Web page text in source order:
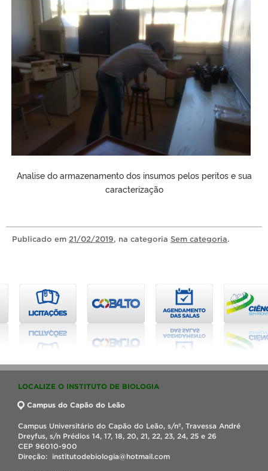
Analise do armazenamento dos insumos pelos peritos e sua
caracterização
Publicado em 21/02/2019, na categoria Sem categoria.
LOCALIZE O INSTITUTO DE BIOLOGIA
Campus do Capão do Leão
Campus Universitário do Capão do Leão, s/nº, Travessa André
Dreyfus, s/n Prédios 14, 17, 18, 20, 21, 22, 23, 24, 25 e 26
CEP 96010-900
Direção: institutodebiologia@hotmail.com